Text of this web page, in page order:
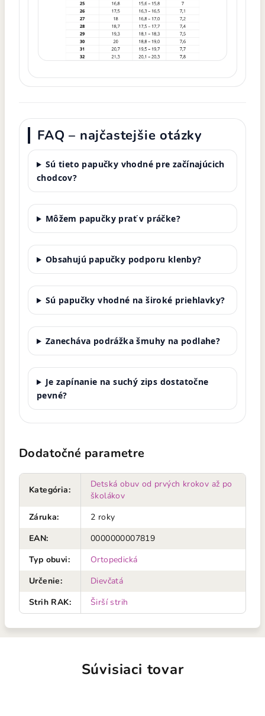
FAQ – najčastejšie otázky
Sú tieto papučky vhodné pre začínajúcich
chodcov?
Môžem papučky prať v práčke?
Obsahujú papučky podporu klenby?
Sú papučky vhodné na široké priehlavky?
Zanecháva podrážka šmuhy na podlahe?
Je zapínanie na suchý zips dostatočne
pevné?
Dodatočné parametre
Kategória:
Detská obuv od prvých krokov až po
školákov
Záruka:
2 roky
EAN:
0000000007819
Typ obuvi:
Ortopedická
Určenie:
Dievčatá
Strih RAK: Širší strih
Súvisiaci tovar